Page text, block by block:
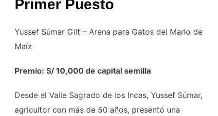
Primer Puesto
Yussef Súmar Gilt – Arena para Gatos del Marlo de
Maíz
Premio: S/ 10,000 de capital semilla
Desde el Valle Sagrado de los Incas, Yussef Súmar,
agricultor con más de 50 años, presentó una